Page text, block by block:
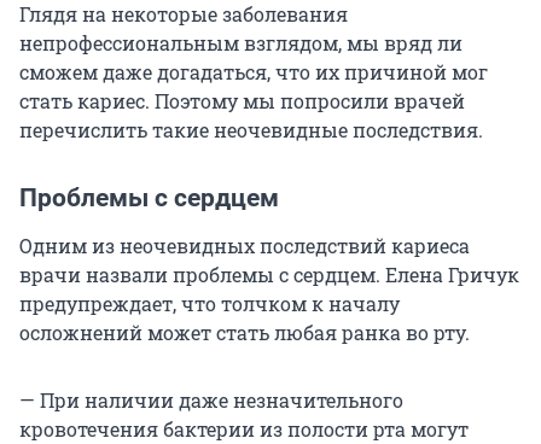
Глядя на некоторые заболевания
непрофессиональным взглядом, мы вряд ли
сможем даже догадаться, что их причиной мог
стать кариес. Поэтому мы попросили врачей
перечислить такие неочевидные последствия.
Проблемы с сердцем
Одним из неочевидных последствий кариеса
врачи назвали проблемы с сердцем. Елена Гричук
предупреждает, что толчком к началу
осложнений может стать любая ранка во рту.
— При наличии даже незначительного
кровотечения бактерии из полости рта могут